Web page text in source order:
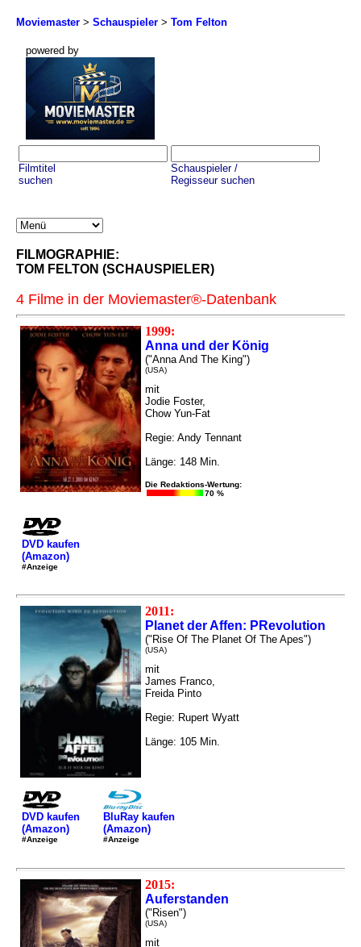
Moviemaster > Schauspieler > Tom Felton
powered by
Filmtitel
suchen
Schauspieler /
Regisseur suchen
FILMOGRAPHIE:
TOM FELTON (SCHAUSPIELER)
4 Filme in der Moviemaster®-Datenbank
1999:
Anna und der König
("Anna And The King")
(USA)
mit
Jodie Foster,
Chow Yun-Fat
Regie: Andy Tennant
Länge: 148 Min.
Die Redaktions-Wertung:
70 %
DVD kaufen
(Amazon)
#Anzeige
2011:
Planet der Affen: PRevolution
("Rise Of The Planet Of The Apes")
(USA)
mit
James Franco,
Freida Pinto
Regie: Rupert Wyatt
Länge: 105 Min.
DVD kaufen
(Amazon)
#Anzeige
BluRay kaufen
(Amazon)
#Anzeige
2015:
Auferstanden
("Risen")
(USA)
mit